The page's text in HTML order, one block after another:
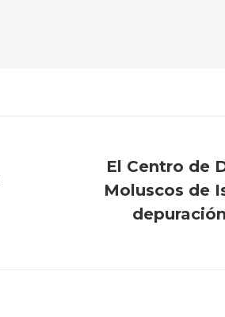
El Centro de
Moluscos de